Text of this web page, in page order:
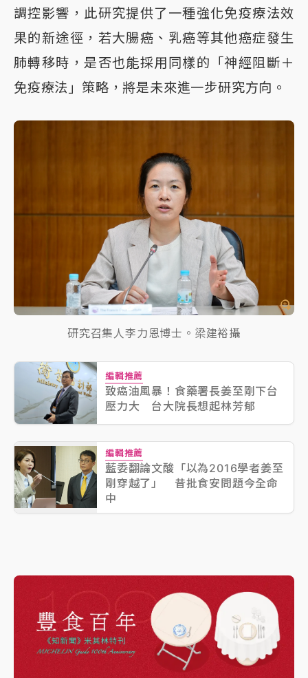
調控影響，此研究提供了一種強化免疫療法效
果的新途徑，若大腸癌、乳癌等其他癌症發生
肺轉移時，是否也能採用同樣的「神經阻斷＋
免疫療法」策略，將是未來進一步研究方向。
研究召集人李力恩博士。梁建裕攝
編輯推薦
致癌油風暴！食藥署長姜至剛下台
壓力大 台大院長想起林芳郁
編輯推薦
藍委翻論文酸「以為2016學者姜至
剛穿越了」 昔批食安問題今全命
中